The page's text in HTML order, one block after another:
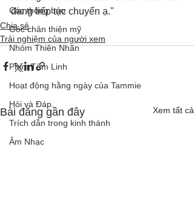
Các thông báo
Góc chân thiện mỹ
Nhóm Thiên Nhãn
Phim Tâm Linh
Hoạt động hằng ngày của Tammie
Hỏi và Đáp
Trích dẫn trong kinh thánh
Âm Nhạc
đang tiếp tục chuyển ạ."
Chia sẻ
Trải nghiệm của người xem
Bài đăng gần đây Xem tất cả